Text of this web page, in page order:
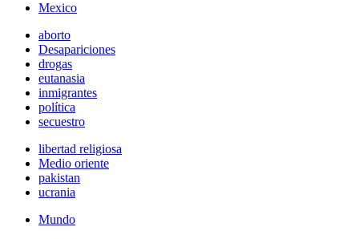
Mexico
aborto
Desapariciones
drogas
eutanasia
inmigrantes
política
secuestro
libertad religiosa
Medio oriente
pakistan
ucrania
Mundo